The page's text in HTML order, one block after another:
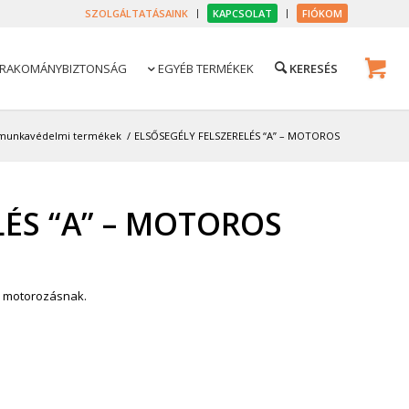
SZOLGÁLTATÁSAINK KAPCSOLAT FIÓKOM
 EGYÉB TERMÉKEK
termékek / ELSŐSEGÉLY FELSZERELÉS “A” – MOTOROS
“A” – MOTOROS